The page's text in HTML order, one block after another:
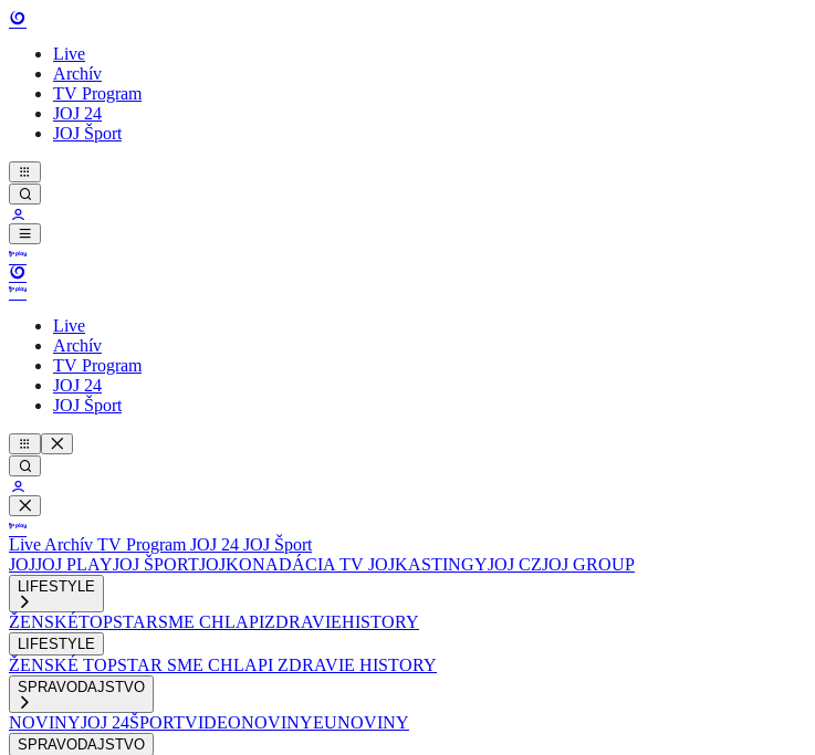
Live
Archív
TV Program
JOJ 24
JOJ Šport
Live
Archív
TV Program
JOJ 24
JOJ Šport
Live Archív TV Program JOJ 24 JOJ Šport
JOJJOJ PLAYJOJ ŠPORTJOJKONADÁCIA TV JOJKASTINGYJOJ CZJOJ GROUP
LIFESTYLE
ŽENSKÉTOPSTARSME CHLAPIZDRAVIEHISTORY
LIFESTYLE
ŽENSKÉ TOPSTAR SME CHLAPI ZDRAVIE HISTORY
SPRAVODAJSTVO
NOVINYJOJ 24ŠPORTVIDEONOVINYEUNOVINY
SPRAVODAJSTVO